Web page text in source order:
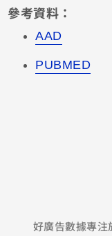
參考資料：
AAD
PUBMED
好廣告數據專